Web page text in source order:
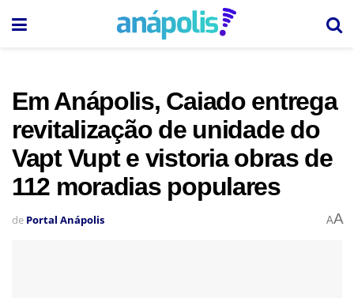
Em Anápolis, Caiado entrega
revitalização de unidade do
Vapt Vupt e vistoria obras de
112 moradias populares
de Portal Anápolis AA